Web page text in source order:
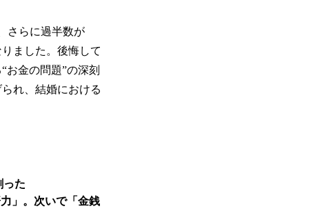
さらに過半数が
ました。後悔して
金の問題”の深刻
れ、結婚における
った
」。次いで「金銭